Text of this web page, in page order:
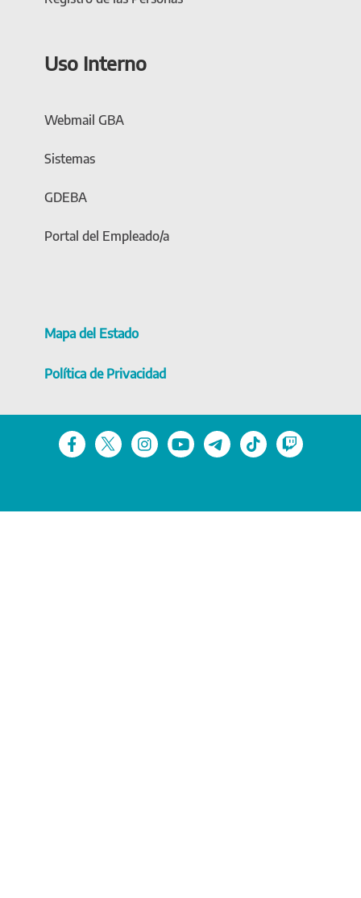
Uso Interno
Webmail GBA
Sistemas
GDEBA
Portal del Empleado/a
Mapa del Estado
Política de Privacidad